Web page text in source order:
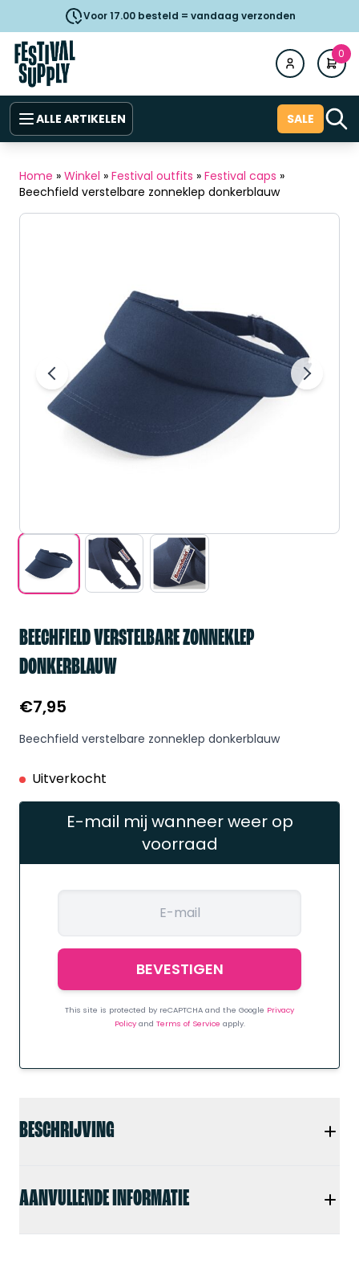
Voor 17.00 besteld = vandaag verzonden
0
ALLE ARTIKELEN SALE
Home » Winkel » Festival outfits » Festival caps »
Beechfield verstelbare zonneklep donkerblauw
BESCHRIJVING
AANVULLENDE INFORMATIE
BEECHFIELD VERSTELBARE ZONNEKLEP
DONKERBLAUW
€7,95
Beechfield verstelbare zonneklep donkerblauw
Uitverkocht
E-mail mij wanneer weer op
voorraad
This site is protected by reCAPTCHA and the Google Privacy
Policy and Terms of Service apply.